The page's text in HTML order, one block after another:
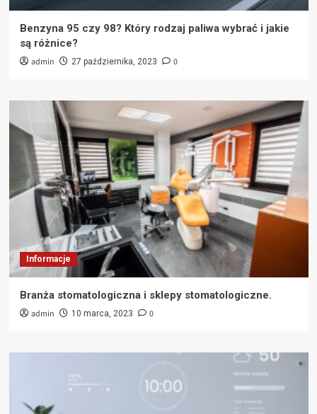
Benzyna 95 czy 98? Który rodzaj paliwa wybrać i jakie
są różnice?
admin 27 października, 2023 0
Informacje
Branża stomatologiczna i sklepy stomatologiczne.
admin 10 marca, 2023 0